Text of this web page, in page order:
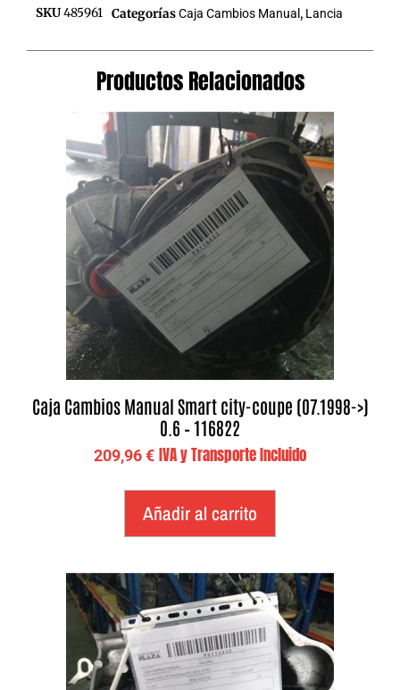
SKU485961 CategoríasCaja Cambios Manual , Lancia
Productos Relacionados
Caja Cambios Manual Smart city-coupe (07.1998->)
0.6 – 116822
209,96€ IVA y Transporte Incluido
Añadir al carrito